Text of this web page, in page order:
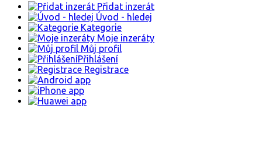
Přidat inzerát
Úvod - hledej
Kategorie
Moje inzeráty
Můj profil
Přihlášení
Registrace